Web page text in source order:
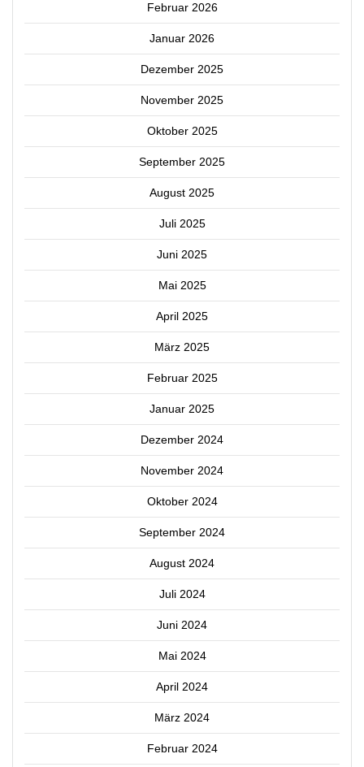
Februar 2026
Januar 2026
Dezember 2025
November 2025
Oktober 2025
September 2025
August 2025
Juli 2025
Juni 2025
Mai 2025
April 2025
März 2025
Februar 2025
Januar 2025
Dezember 2024
November 2024
Oktober 2024
September 2024
August 2024
Juli 2024
Juni 2024
Mai 2024
April 2024
März 2024
Februar 2024